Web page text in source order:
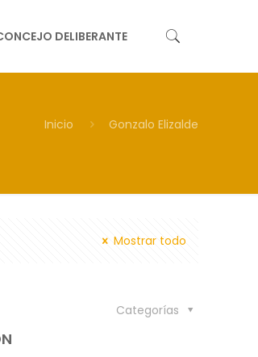
DELIBERANTE
Inicio Gonzalo Elizalde
Mostrar todo
Categorías